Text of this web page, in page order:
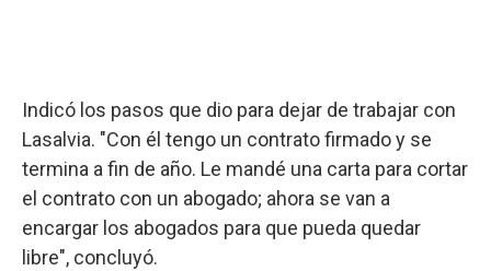
Indicó los pasos que dio para dejar de trabajar con
Lasalvia. "Con él tengo un contrato firmado y se
termina a fin de año. Le mandé una carta para cortar
el contrato con un abogado; ahora se van a
encargar los abogados para que pueda quedar
libre", concluyó.